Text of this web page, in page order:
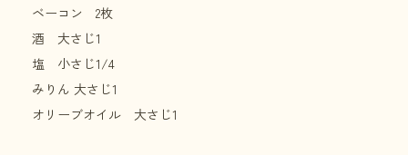
ベーコン 2枚
酒 大さじ1
塩 小さじ1/4
みりん 大さじ1
オリーブオイル 大さじ1